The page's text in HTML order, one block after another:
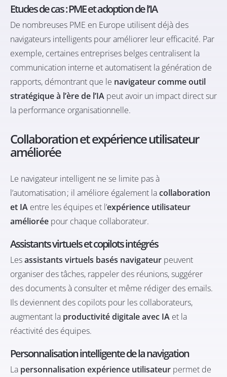
Etudes de cas : PME et adoption de l’IA
De nombreuses PME en Europe utilisent déjà des
navigateurs intelligents pour améliorer leur efficacité. Par
exemple, certaines entreprises belges centralisent la
communication interne et automatisent la génération de
rapports, démontrant que le navigateur comme outil
stratégique à l’ère de l’IA peut avoir un impact direct sur
la performance organisationnelle.
Collaboration et expérience utilisateur
améliorée
Le navigateur intelligent ne se limite pas à
l’automatisation ; il améliore également lacollaboration
et IA entre les équipes et l’expérience utilisateur
améliorée pour chaque collaborateur.
Assistants virtuels et copilots intégrés
Lesassistants virtuels basés navigateur peuvent
organiser des tâches, rappeler des réunions, suggérer
des documents à consulter et même rédiger des emails.
Ils deviennent des copilots pour les collaborateurs,
augmentant la productivité digitale avec IA et la
réactivité des équipes.
Personnalisation intelligente de la navigation
La personnalisation expérience utilisateur permet de